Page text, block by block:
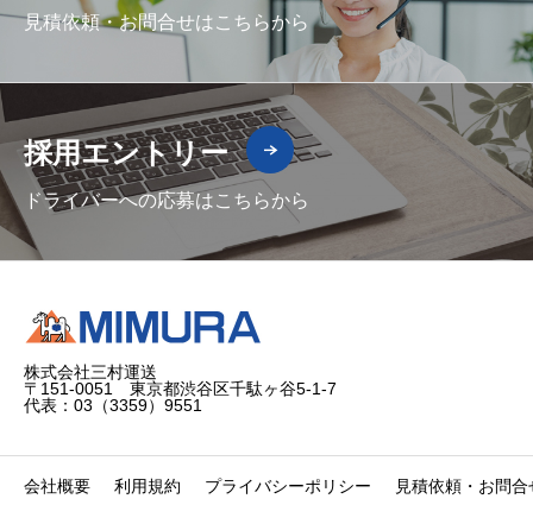
見積依頼・お問合せはこちらから
採用エントリー
ドライバーへの応募はこちらから
株式会社三村運送
〒151-0051 東京都渋谷区千駄ヶ谷5-1-7
代表：03（3359）9551
会社概要 利用規約 プライバシーポリシー 見積依頼・お問合